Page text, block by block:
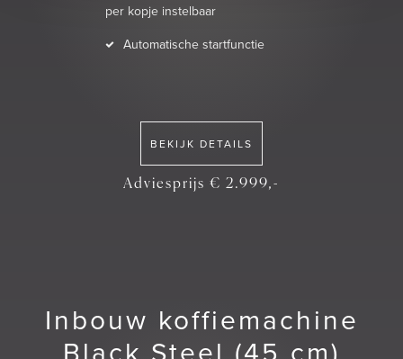
per kopje instelbaar
Automatische startfunctie
BEKIJK DETAILS
Adviesprijs € 2.999,-
Inbouw koffiemachine